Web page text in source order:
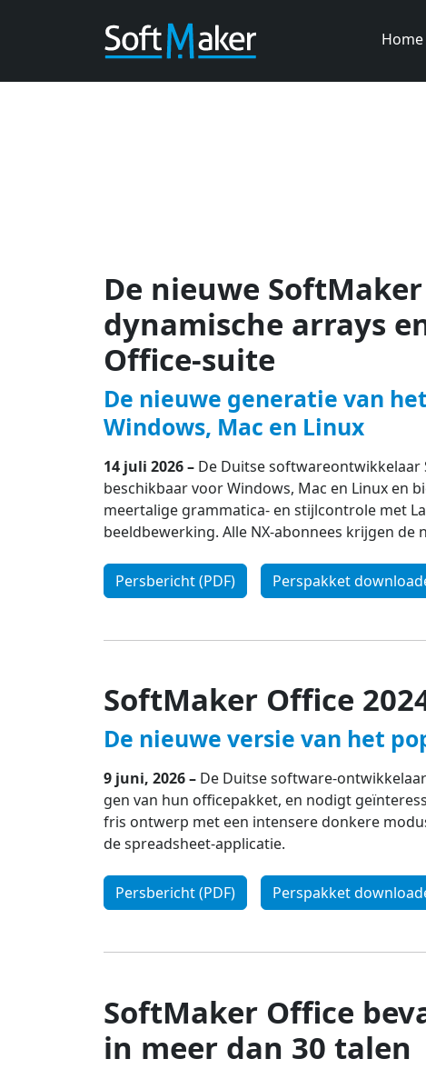
Home
De nieuwe
dynamische arrays
Office-suite
De nieuwe generatie van
Windows, Mac en Linux
14 juli 2026 – De Duitse softwareontwikkelaar
beschikbaar voor Windows, Mac en Linux en
meertalige grammatica- en stijlcontrole met
beeldbewerking. Alle NX-abonnees krijgen
Persbericht (PDF) Perspakket
SoftMaker Office
De nieuwe versie van het
9 juni, 2026 – De Duitse software-
gen van hun officepakket, en nodigt
fris ontwerp met een intensere donkere
de spreadsheet-applicatie.
Persbericht (PDF) Perspakket
SoftMaker Office
in meer dan 30 talen